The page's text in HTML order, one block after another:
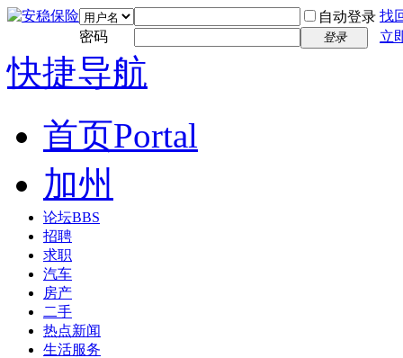
自动登录 找
密码
登录 立
快捷导航
首页Portal
加州
论坛BBS
招聘
求职
汽车
房产
二手
热点新闻
生活服务